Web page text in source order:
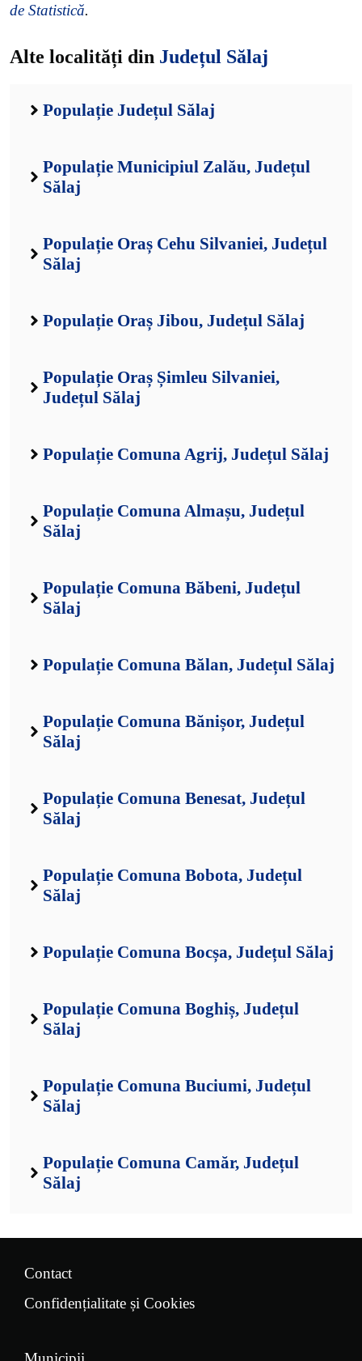
de Statistică.
Alte localități din Județul Sălaj
Populație Județul Sălaj
Populație Municipiul Zalău, Județul
Sălaj
Populație Oraș Cehu Silvaniei, Județul
Sălaj
Populație Oraș Jibou, Județul Sălaj
Populație Oraș Șimleu Silvaniei,
Județul Sălaj
Populație Comuna Agrij, Județul Sălaj
Populație Comuna Almașu, Județul
Sălaj
Populație Comuna Băbeni, Județul
Sălaj
Populație Comuna Bălan, Județul Sălaj
Populație Comuna Bănișor, Județul
Sălaj
Populație Comuna Benesat, Județul
Sălaj
Populație Comuna Bobota, Județul
Sălaj
Populație Comuna Bocșa, Județul Sălaj
Populație Comuna Boghiș, Județul
Sălaj
Populație Comuna Buciumi, Județul
Sălaj
Populație Comuna Camăr, Județul
Sălaj
Contact
Confidențialitate și Cookies